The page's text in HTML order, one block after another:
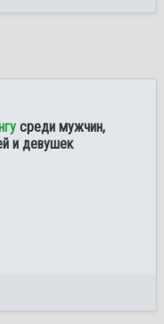
среди мужчин,
и девушек